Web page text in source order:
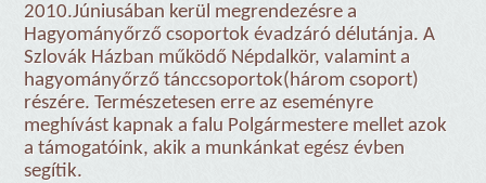
2010.Júniusában kerül megrendezésre a
Hagyományőrző csoportok évadzáró délutánja. A
Szlovák Házban működő Népdalkör, valamint a
hagyományőrző tánccsoportok(három csoport)
részére. Természetesen erre az eseményre
meghívást kapnak a falu Polgármestere mellet azok
a támogatóink, akik a munkánkat egész évben
segítik.